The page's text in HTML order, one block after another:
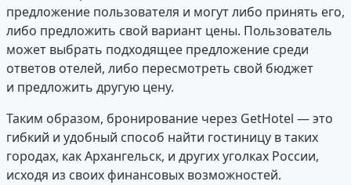
предложение пользователя и могут либо принять его,
либо предложить свой вариант цены. Пользователь
может выбрать подходящее предложение среди
ответов отелей, либо пересмотреть свой бюджет
и предложить другую цену.
Таким образом, бронирование через GetHotel — это
гибкий и удобный способ найти гостиницу в таких
городах, как Архангельск, и других уголках России,
исходя из своих финансовых возможностей.